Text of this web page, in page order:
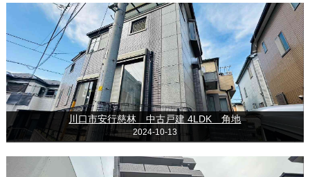
川口市安行慈林 中古戸建 4LDK 角地
2024-10-13